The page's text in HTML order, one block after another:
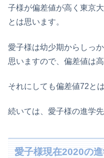
子様が偏差値が高く東京
とは思います。
愛子様は幼少期からしっ
思いますので、偏差値は
それにしても偏差値72と
続いては、愛子様の進学先
愛子様現在2020の